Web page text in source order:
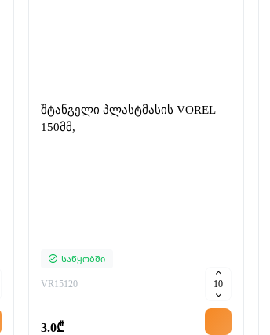
შტანგელი პლასტმასის VOREL
150მმ,
Საწყობში
VR15120
3.0₾